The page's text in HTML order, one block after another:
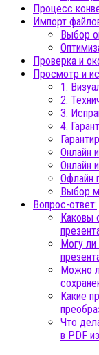
Процесс
Импорт
Выбор
Проверка и
Просмотр и
1.
2.
3.
4.
Онлайн
Онлайн
Офлайн
Выбор
Вопрос-ответ:
Каковы
Могу
Можно
Какие
Что
в PDF